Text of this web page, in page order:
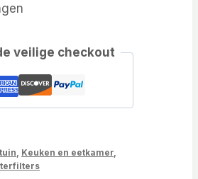
veilige checkout
Keuken en eetkamer